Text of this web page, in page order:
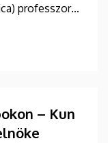
professzorát
sorába a
– Kun